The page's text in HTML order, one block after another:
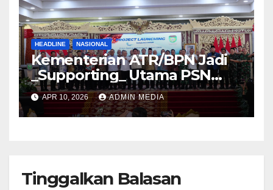
HEADLINE NASIONAL
Kementerian ATR/BPN Jadi
_Supporting_ Utama PSN
Pelabuhan Palembang Baru
Tanjung Carat
APR 10, 2026 ADMIN MEDIA
Tinggalkan Balasan